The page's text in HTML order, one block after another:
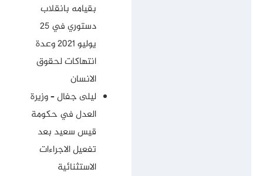
بقيامه بانقلاب
دستوري في 25
يوليو 2021 وعدة
انتهاكات لحقوق
الانسان
ليلى جفال – وزيرة
العدل في حكومة
قيس سعيد بعد
تفعيل الاجراءات
الاستثنائية